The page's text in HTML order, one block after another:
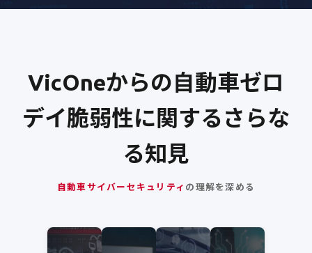
VicOneからの自動車ゼロ
デイ脆弱性に関するさらな
る知見
自動車サイバーセキュリティ の理解を深める